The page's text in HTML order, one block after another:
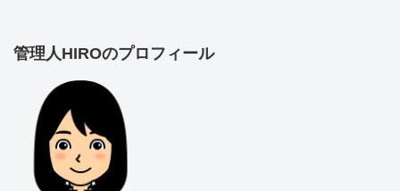
管理人HIROのプロフィール